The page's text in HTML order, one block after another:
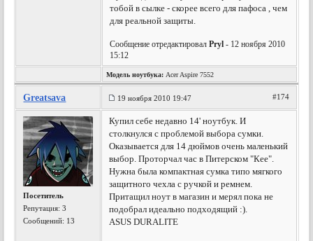
тобой в сылке - скорее всего для пафоса , чем
для реальной защиты.
Сообщение отредактировалPryl - 12 ноября 2010
15:12
Модель ноутбука: Acer Aspire 7552
Greatsava 19 ноября 2010 19:47 #174
Посетитель
Репутация:3
Сообщений: 13
Купил себе недавно 14' ноутбук. И
столкнулся с проблемой выбора сумки.
Оказывается для 14 дюймов очень маленький
выбор. Проторчал час в Питерском "Кее".
Нужна была компактная сумка типо мягкого
защитного чехла с ручкой и ремнем.
Притащил ноут в магазин и мерял пока не
подобрал идеально подходящий :).
ASUS DURALITE